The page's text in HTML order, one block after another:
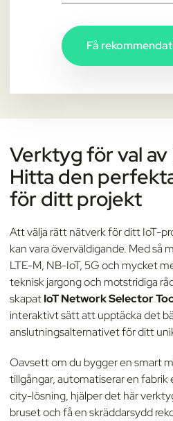
Få
Verktyg för val
Hitta den
för ditt projekt
Att välja rätt nätverk för ditt IoT-
kan vara överväldigande. Med så
LTE-M, NB-IoT, 5G och mycket
teknisk jargong och motstridiga
skapatIoT Network Selector
interaktivt sätt att upptäcka det
anslutningsalternativet för ditt
Oavsett om du bygger en smart
tillgångar, automatiserar en fabrik
city-lösning, hjälper det här
bruset och få en skräddarsydd